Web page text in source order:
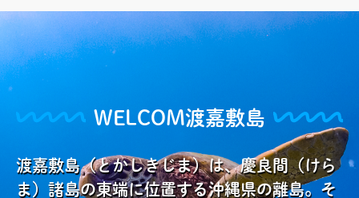
WELCOM渡嘉敷島
渡嘉敷島（とかしきじま）は、慶良間（けら
ま）諸島の東端に位置する沖縄県の離島。そ